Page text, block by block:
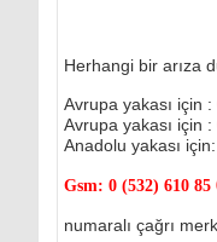
Herhangi bir arıza
Avrupa yakası için :
Avrupa yakası için :
Anadolu yakası için:
Gsm: 0 (532) 610 85
numaralı çağrı